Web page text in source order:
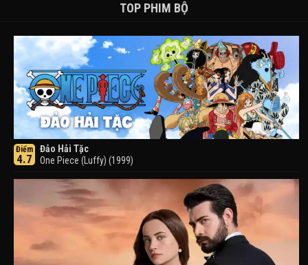
TOP PHIM BỘ
Điểm
4.7
Đảo Hải Tặc
One Piece (Luffy) (1999)